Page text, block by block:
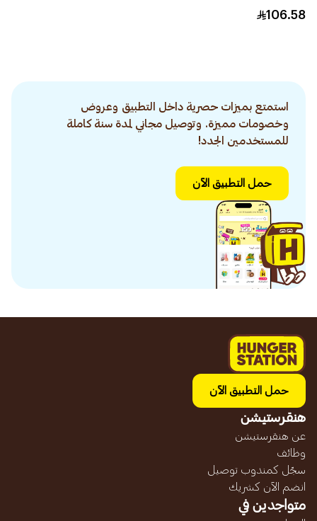
106.58
استمتع بميزات حصرية داخل التطبيق وعروض
وخصومات مميزة. وتوصيل مجاني لمدة سنة كاملة
للمستخدمين الجدد!
حمل التطبيق الآن
حمل التطبيق الآن
هنقرستيشن
عن هنقرستيشن
وظائف
سجّل كمندوب توصيل
انضم الآن كشريك
متواجدين في